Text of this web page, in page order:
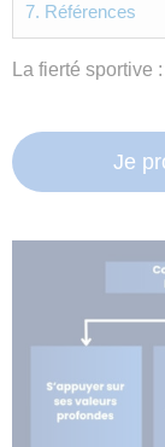
7. Références
La fierté sportive
Je